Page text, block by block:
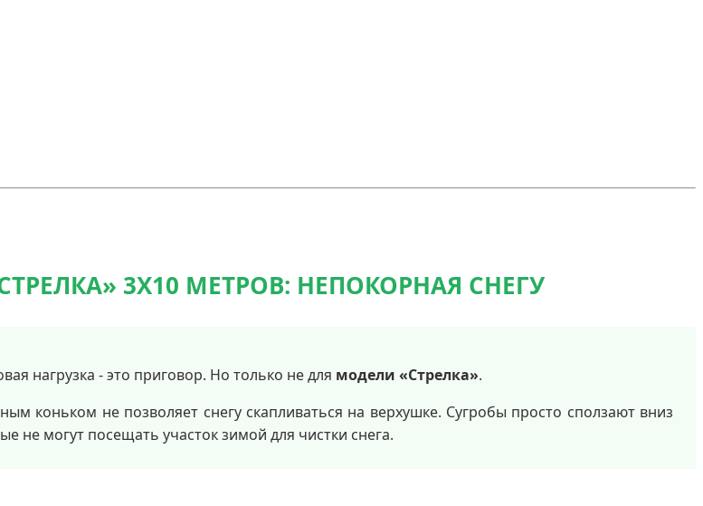
3Х10 МЕТРОВ: НЕПОКОРНАЯ СНЕГУ
нагрузка - это приговор. Но только не для модели «Стрелка».
коньком не позволяет снегу скапливаться на верхушке. Сугробы просто сползают вниз
не могут посещать участок зимой для чистки снега.